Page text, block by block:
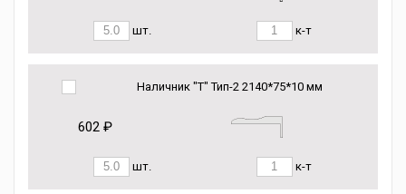
шт. к-т
Наличник "Т" Тип-2 2140*75*10 мм
602 ₽
шт. к-т